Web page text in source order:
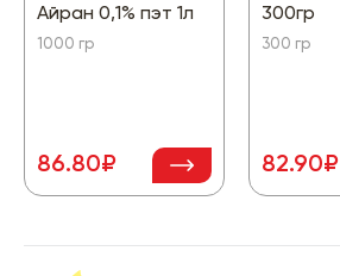
Айран 0,1% пэт 1л
1000 гр
86.80₽
300гр
300 гр
82.90₽